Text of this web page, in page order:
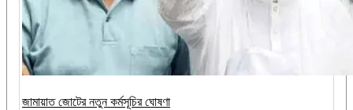
জামায়াত জোটের নতুন কর্মসূচির ঘোষণা